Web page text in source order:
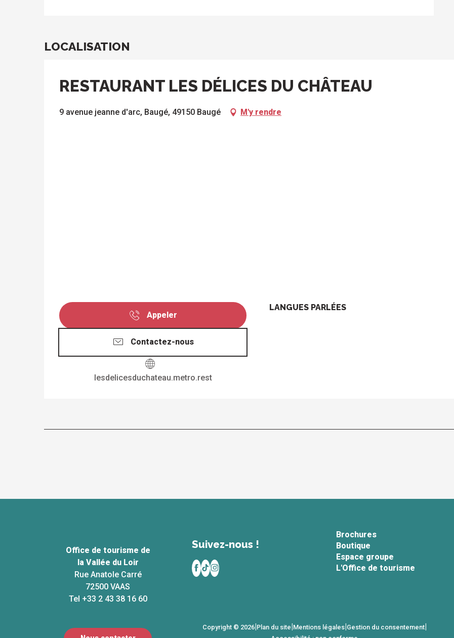
LOCALISATION
RESTAURANT LES DÉLICES DU CHÂTEAU
9 avenue jeanne d'arc, Baugé, 49150 Baugé M'y rendre
Appeler
Contactez-nous
lesdelicesduchateau.metro.rest
LANGUES PARLÉES
LANGUES PARLÉES
Office de tourisme de
la Vallée du Loir
Rue Anatole Carré
72500 VAAS
Tel +33 2 43 38 16 60
Suivez-nous !
Brochures
Boutique
Espace groupe
L'Office de tourisme
Copyright © 2026|Plan du site|Mentions légales|Gestion du consentement|